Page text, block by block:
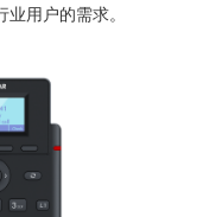
用户的需求。